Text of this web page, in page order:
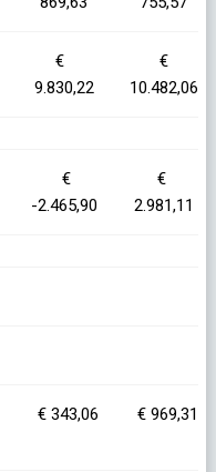
€
9.830,22
€
10.482,06
€
-2.465,90
€
2.981,11
€ 343,06 € 969,31